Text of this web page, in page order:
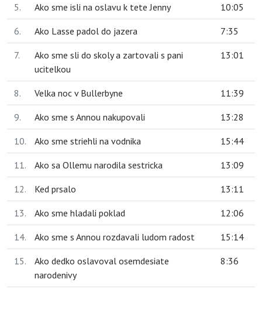
5. Ako sme isli na oslavu k tete Jenny 10:05
6. Ako Lasse padol do jazera 7:35
7.
Ako sme sli do skoly a zartovali s pani
ucitelkou
13:01
8. Velka noc v Bullerbyne 11:39
9. Ako sme s Annou nakupovali 13:28
10. Ako sme striehli na vodnika 15:44
11. Ako sa Ollemu narodila sestricka 13:09
12. Ked prsalo 13:11
13. Ako sme hladali poklad 12:06
14. Ako sme s Annou rozdavali ludom radost 15:14
15.
Ako dedko oslavoval osemdesiate
narodenivy
8:36